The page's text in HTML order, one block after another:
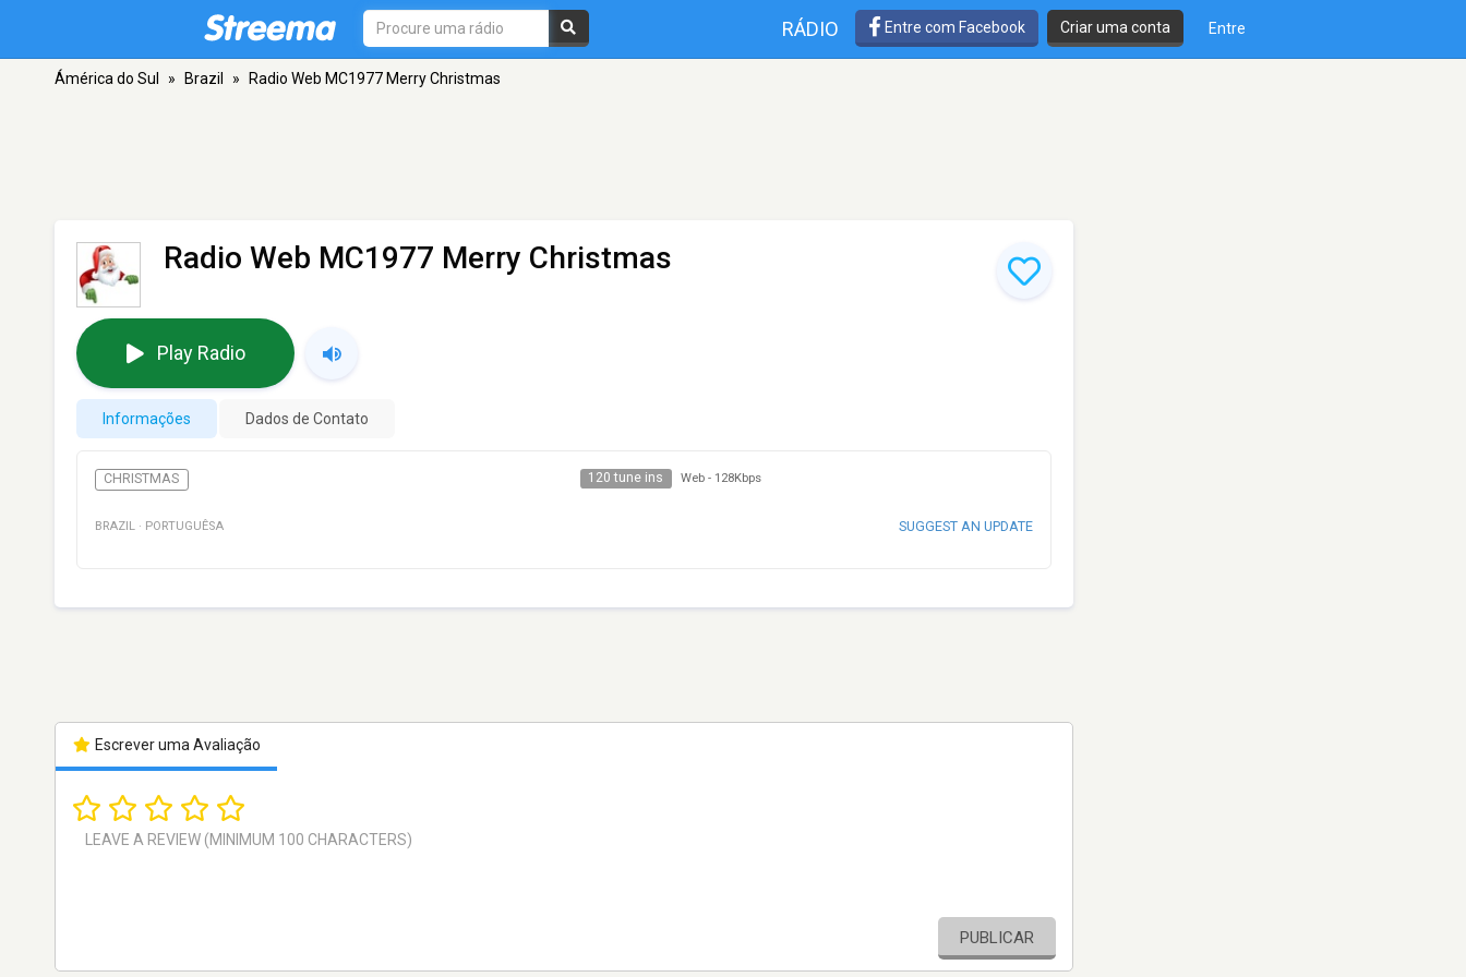
RÁDIO Entre com Facebook Criar uma conta Entre
Ámérica do Sul » Brazil » Radio Web MC1977 Merry Christmas
Radio Web MC1977 Merry Christmas
Play Radio
Informações Dados de Contato
CHRISTMAS 120 tune ins Web - 128Kbps
BRAZIL · PORTUGUÊSA SUGGEST AN UPDATE
Escrever uma Avaliação
PUBLICAR